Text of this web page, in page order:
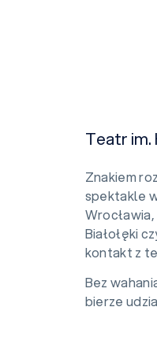
Teatr im.
Znakiem
spektakle
Białołęki
kontakt z
Bez
bierze